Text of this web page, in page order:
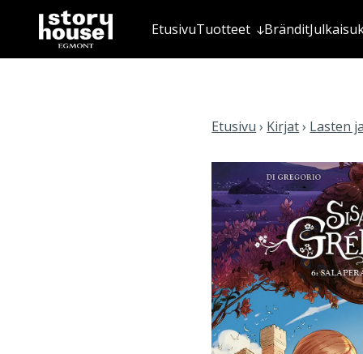
EtusivuTuotteet Brändit
Etusivu › Kirjat› Lasten